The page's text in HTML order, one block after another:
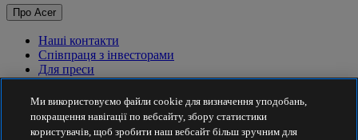
Про Acer
Наші контакти
Співпраця з інвесторами
Для преси
Нагороди
Події
Сталий розвиток
Ми використовуємо файли cookie для визначення уподобань,
покращення навігації по вебсайту, збору статистики
користувачів, щоб зробити наш вебсайт більш зручним для